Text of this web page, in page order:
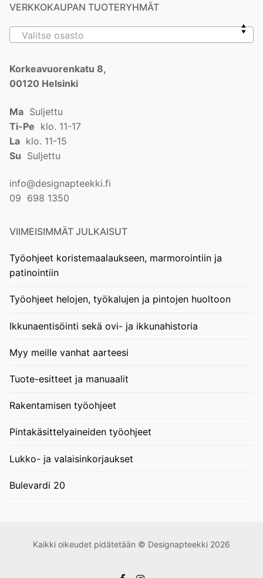
VERKKOKAUPAN TUOTERYHMÄT
Valitse osasto
Korkeavuorenkatu 8,
00120 Helsinki
Ma Suljettu
Ti-Pe klo. 11-17
La klo. 11-15
Su Suljettu
info@designapteekki.fi
09 698 1350
VIIMEISIMMÄT JULKAISUT
Työohjeet koristemaalaukseen, marmorointiin ja
patinointiin
Työohjeet helojen, työkalujen ja pintojen huoltoon
Ikkunaentisöinti sekä ovi- ja ikkunahistoria
Myy meille vanhat aarteesi
Tuote-esitteet ja manuaalit
Rakentamisen työohjeet
Pintakäsittelyaineiden työohjeet
Lukko- ja valaisinkorjaukset
Bulevardi 20
Kaikki oikeudet pidätetään © Designapteekki 2026